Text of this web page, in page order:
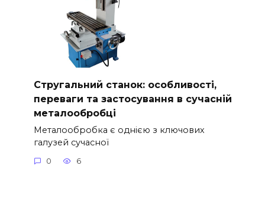
Стругальний станок: особливості,
переваги та застосування в сучасній
металообробці
Металообробка є однією з ключових
галузей сучасної
0 6